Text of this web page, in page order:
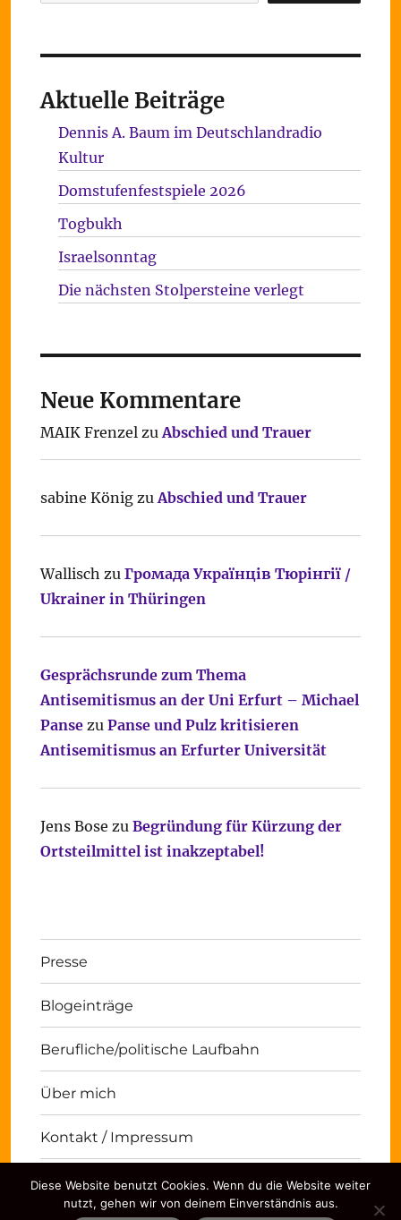
Aktuelle Beiträge
Dennis A. Baum im Deutschlandradio
Kultur
Domstufenfestspiele 2026
Togbukh
Israelsonntag
Die nächsten Stolpersteine verlegt
Neue Kommentare
MAIK FrenzelzuAbschied und Trauer
sabine KönigzuAbschied und Trauer
Wallisch zu Громада Українців Тюрінгії /
Ukrainer in Thüringen
Gesprächsrunde zum Thema
Antisemitismus an der Uni Erfurt – Michael
Pansezu Panse und Pulz kritisieren
Antisemitismus an Erfurter Universität
Jens Bose zu Begründung für Kürzung der
Ortsteilmittel ist inakzeptabel!
Presse
Blogeinträge
Berufliche/politische Laufbahn
Über mich
Kontakt / Impressum
Michael Panse Kontakt / Impressum
Stolz
präsentiert von WordPress
Diese Website benutzt Cookies. Wenn du die Website weiter
nutzt, gehen wir von deinem Einverständnis aus.